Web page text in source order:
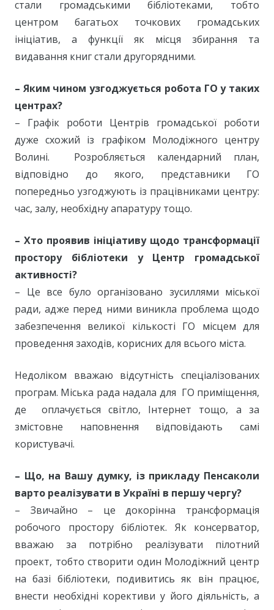
стали громадськими бібліотеками, тобто
центром багатьох точкових громадських
ініціатив, а функції як місця збирання та
видавання книг стали другорядними.
– Яким чином узгоджується робота ГО у таких
центрах?
– Графік роботи Центрів громадської роботи
дуже схожий із графіком Молодіжного центру
Волині. Розробляється календарний план,
відповідно до якого, представники ГО
попередньо узгоджують із працівниками центру:
час, залу, необхідну апаратуру тощо.
– Хто проявив ініціативу щодо трансформації
простору бібліотеки у Центр громадської
активності?
– Це все було організовано зусиллями міської
ради, адже перед ними виникла проблема щодо
забезпечення великої кількості ГО місцем для
проведення заходів, корисних для всього міста.
Недоліком вважаю відсутність спеціалізованих
програм. Міська рада надала для ГО приміщення,
де оплачується світло, Інтернет тощо, а за
змістовне наповнення відповідають самі
користувачі.
– Що, на Вашу думку, із прикладу Пенсаколи
варто реалізувати в Україні в першу чергу?
– Звичайно – це докорінна трансформація
робочого простору бібліотек. Як консерватор,
вважаю за потрібно реалізувати пілотний
проект, тобто створити один Молодіжний центр
на базі бібліотеки, подивитись як він працює,
внести необхідні корективи у його діяльність, а